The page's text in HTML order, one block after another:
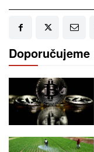
Doporučujeme